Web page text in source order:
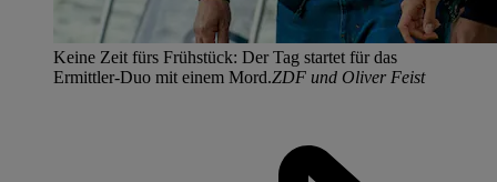
Keine Zeit fürs Frühstück: Der Tag startet für das
Ermittler-Duo mit einem Mord.ZDF und Oliver Feist